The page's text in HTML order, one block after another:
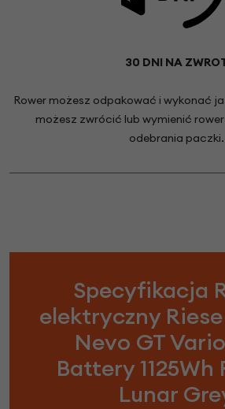
30 DNI NA
Rower możesz odpakować i wykonać
możesz zwrócić lub wymienić
odebrania paczki.
Specyfikacja
elektryczny
Nevo GT
Battery 1125Wh
Lunar